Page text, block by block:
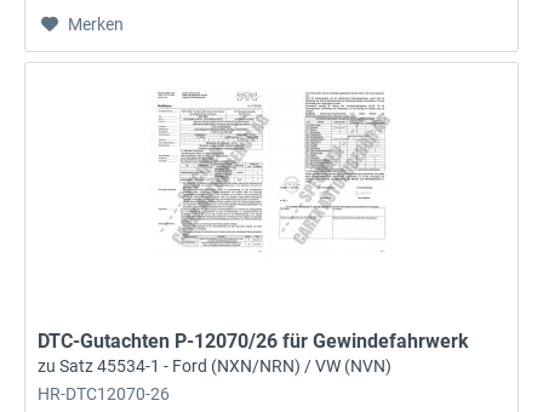
Merken
DTC-Gutachten P-12070/26 für Gewindefahrwerk
zu Satz 45534-1 - Ford (NXN/NRN) / VW (NVN)
HR-DTC12070-26